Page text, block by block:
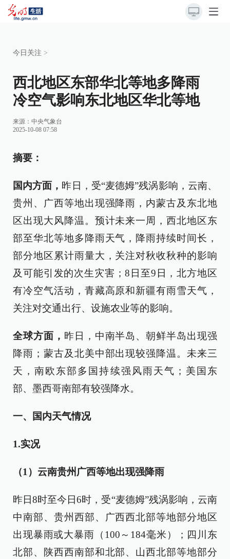
今日关注 >
西北地区东部华北等地多降雨
冷空气影响东北地区华北等地
来源： 中央气象台
2025-10-08 07:58
摘要：
国内方面， 昨日，受“麦德姆”残涡影响，云南、
贵州、广西等地出现强降雨，内蒙古及东北地
区出现大风降温。预计未来一周，西北地区东
部至华北等地多降雨天气，降雨持续时间长，
部分地区累计雨量大，关注对秋收秋种的影响
及可能引发的次生灾害；8日至9日，北方地区
有冷空气活动，青藏高原和新疆有雨雪天气，
关注对交通出行、设施农业等的影响。
全球方面， 昨日，中南半岛、朝鲜半岛出现强
降雨；蒙古及北美中部出现较强降温。未来三
天，南欧东部多国持续强风雨天气；美国东
部、墨西哥南部有较强降水。
一、国内天气情况
1.实况
（1）云南贵州广西等地出现强降雨
昨日8时至今日6时，受“麦德姆”残涡影响，云南
中南部、贵州西部、广西西北部等地部分地区
出现暴雨或大暴雨（100～184毫米）；四川东
北部、陕西西南部和北部、山西北部等地部分